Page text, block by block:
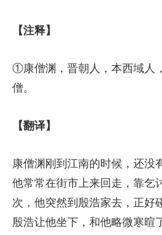
【注释】
①康僧渊，晋朝人，本西域人
僧。
【翻译】
康僧渊刚到江南的时候，还没
他常常在街市上来回走，靠乞
次，他突然到殷浩家去，正好
殷浩让他坐下，和他略微寒暄